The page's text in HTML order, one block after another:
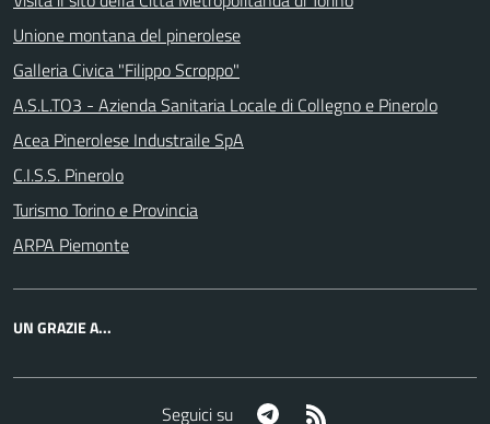
Unione montana del pinerolese
Galleria Civica "Filippo Scroppo"
A.S.L.TO3 - Azienda Sanitaria Locale di Collegno e Pinerolo
Acea Pinerolese Industraile SpA
C.I.S.S. Pinerolo
Turismo Torino e Provincia
ARPA Piemonte
UN GRAZIE A...
Seguici su Telegram